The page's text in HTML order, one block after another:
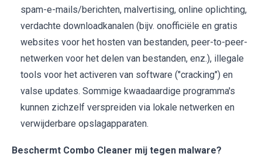
spam-e-mails/berichten, malvertising, online oplichting,
verdachte downloadkanalen (bijv. onofficiële en gratis
websites voor het hosten van bestanden, peer-to-peer-
netwerken voor het delen van bestanden, enz.), illegale
tools voor het activeren van software ("cracking") en
valse updates. Sommige kwaadaardige programma's
kunnen zichzelf verspreiden via lokale netwerken en
verwijderbare opslagapparaten.
Beschermt Combo Cleaner mij tegen malware?